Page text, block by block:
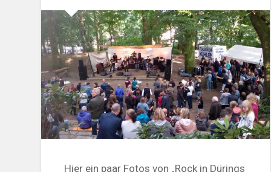
Hier ein paar Fotos von „Rock in Dürings